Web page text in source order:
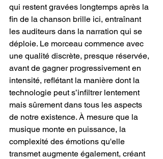
qui restent gravées longtemps après la
fin de la chanson brille ici, entraînant
les auditeurs dans la narration qui se
déploie. Le morceau commence avec
une qualité discrète, presque réservée,
avant de gagner progressivement en
intensité, reflétant la manière dont la
technologie peut s’infiltrer lentement
mais sûrement dans tous les aspects
de notre existence. À mesure que la
musique monte en puissance, la
complexité des émotions qu'elle
transmet augmente également, créant